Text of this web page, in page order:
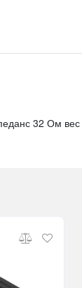
32 Ом вес